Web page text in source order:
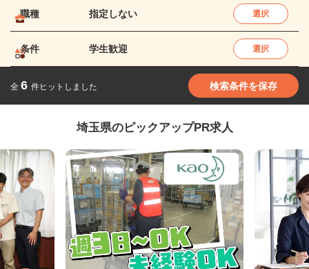
職種 指定しない 選択
条件 学生歓迎 選択
全 6 件ヒットしました 検索条件を保存
埼玉県のピックアップPR求人